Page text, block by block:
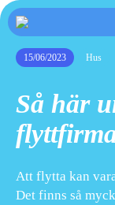
15/06/2023 Hus
Så här
Att flytta kan
Det finns så